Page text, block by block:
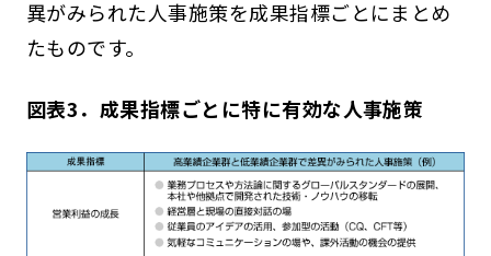
異がみられた人事施策を成果指標ごとにまとめ
たものです。
図表3．成果指標ごとに特に有効な人事施策